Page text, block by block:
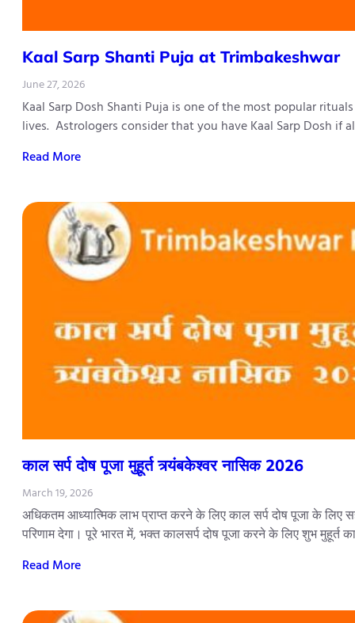
Kaal Sarp Shanti Puja at Trimbakeshwar
June 27, 2026
Kaal Sarp Dosh Shanti Puja is one of the most popular
lives. Astrologers consider that you have Kaal Sarp Dosh
Read More
काल सर्प दोष पूजा मुहूर्त त्र्यंबकेश्वर नासिक 2026
March 19, 2026
अधिकतम आध्यात्मिक लाभ प्राप्त करने के लिए काल सर्प दोष पूजा के लिए
परिणाम देगा। पूरे भारत में, भक्त कालसर्प दोष पूजा करने के लिए शुभ मुहूर्त
Read More